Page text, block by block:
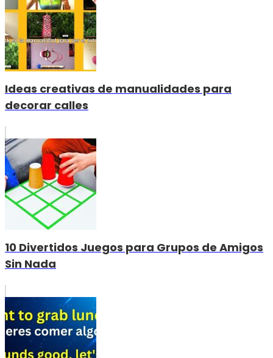
Ideas creativas de manualidades para
decorar calles
10 Divertidos Juegos para Grupos de Amigos
Sin Nada